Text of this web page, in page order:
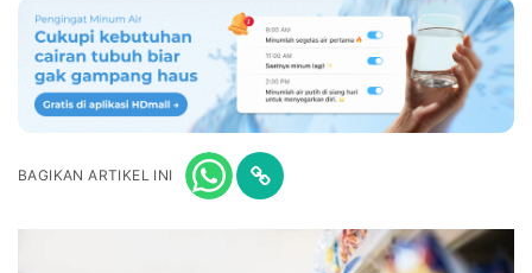
BAGIKAN ARTIKEL INI